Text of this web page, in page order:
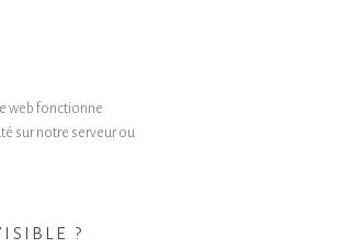
web fonctionne
sur notre serveur ou
?